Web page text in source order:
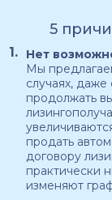
5
Нет
Мы
случаях,
продолжать
продать
договору
практически
изменяют